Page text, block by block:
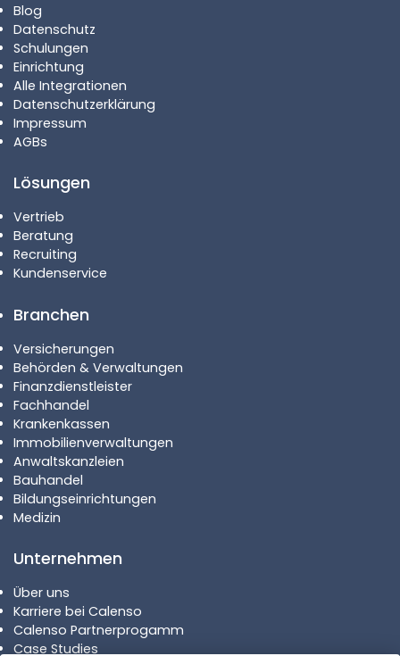
Blog
Datenschutz
Schulungen
Einrichtung
Alle Integrationen
Datenschutzerklärung
Impressum
AGBs
Lösungen
Vertrieb
Beratung
Recruiting
Kundenservice
Branchen
Versicherungen
Behörden & Verwaltungen
Finanzdienstleister
Fachhandel
Krankenkassen
Immobilienverwaltungen
Anwaltskanzleien
Bauhandel
Bildungseinrichtungen
Medizin
Unternehmen
Über uns
Karriere bei Calenso
Calenso Partnerprogamm
Case Studies